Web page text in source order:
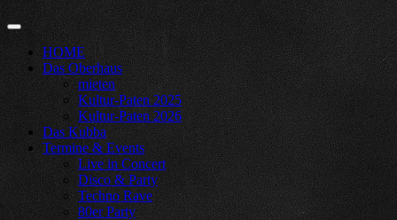
HOME
Das Oberhaus
mieten
Kultur-Paten 2025
Kultur-Paten 2026
Das Kubba
Termine & Events
Live in Concert
Disco & Party
Techno Rave
80er Party